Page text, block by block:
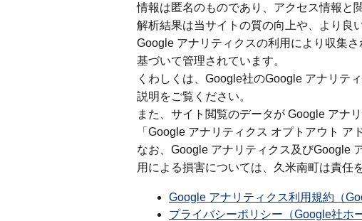
情報は匿名のものであり、アクセス情報と
解析結果は当サイトの質の向上や、より良
Google アナリティクスの利用により収集
基づいて管理されています。
くわしくは、Google社のGoogle アナリテ
説明をご覧ください。
また、サイト閲覧のデータが Google アナ
「Google アナリティクス オプトアウト ア
なお、Google アナリティクス及びGoogle
用による損害については、久米南町は責任
Google アナリティクス利用規約（
プライバシーポリシー（Google社ホ